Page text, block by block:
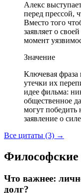
Алекс
перед прессой,
Вместо того
заявляет о
момент
Значение
Ключевая фраза
утечки их
идее фильма:
общественное
могут
заявление о
Все цитаты (3) →
Что важнее:
долг?